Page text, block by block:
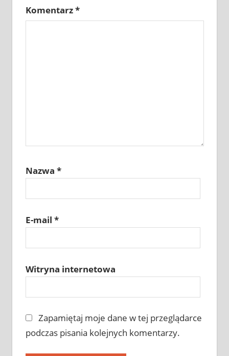
Komentarz*
Nazwa *
E-mail *
Witryna internetowa
Zapamiętaj moje dane w tej przeglądarce
podczas pisania kolejnych komentarzy.